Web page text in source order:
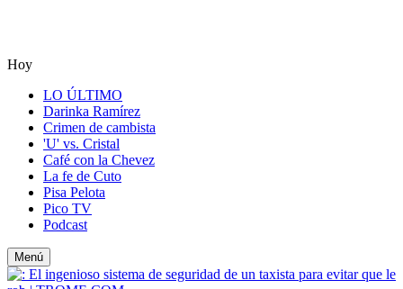
Hoy
LO ÚLTIMO
Darinka Ramírez
Crimen de cambista
'U' vs. Cristal
Café con la Chevez
La fe de Cuto
Pisa Pelota
Pico TV
Podcast
Menú